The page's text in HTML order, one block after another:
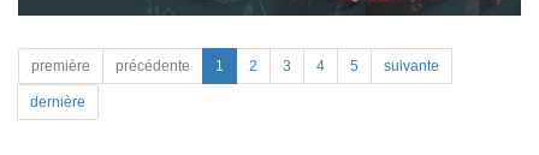
première précédente 1 2 3 4 5 suivante
dernière